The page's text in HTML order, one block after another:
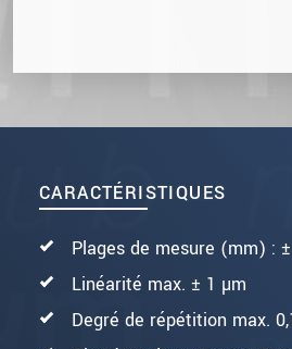
CARACTÉRISTIQUES
Plages de mesure (mm) :
Linéarité max. ± 1 µm
Degré de répétition max.